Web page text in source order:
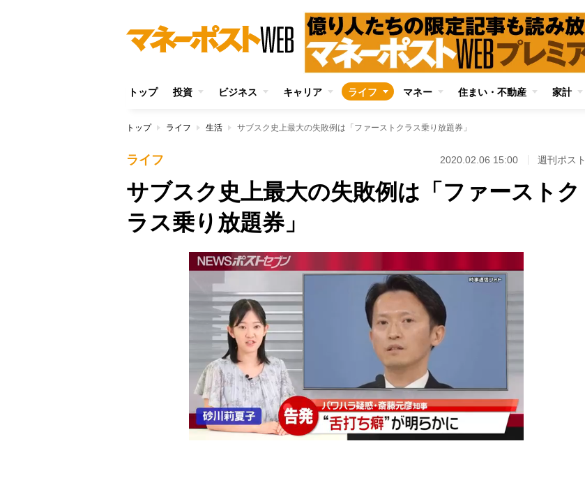
トップ 投資 ビジネス キャリア ライフ マネー 住まい・不動産 家計
トップ ライフ 生活 サブスク史上最大の失敗例は「ファーストクラス乗り放題券」
ライフ 2020.02.06 15:00 週刊ポスト
サブスク史上最大の失敗例は「ファーストク
ラス乗り放題券」